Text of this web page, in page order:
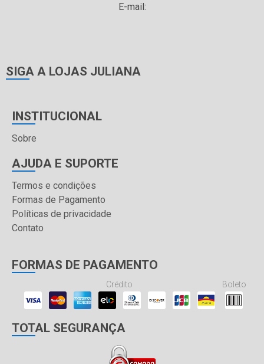
E-mail:
SIGA A LOJAS JULIANA
INSTITUCIONAL
Sobre
AJUDA E SUPORTE
Termos e condições
Formas de Pagamento
Políticas de privacidade
Contato
FORMAS DE PAGAMENTO
Crédito Boleto
TOTAL SEGURANÇA